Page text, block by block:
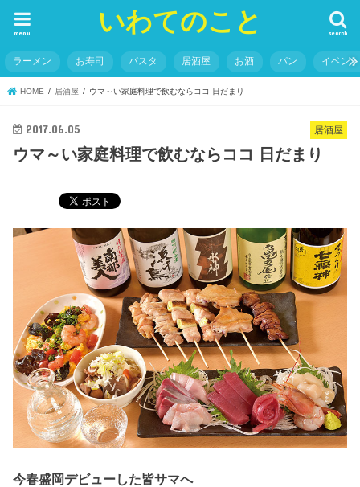
いわてのこと search
menu
ラーメン お寿司 パスタ 居酒屋 お酒 パン イベント
HOME 居酒屋 ウマ～い家庭料理で飲むならココ 日だまり
居酒屋
2017.06.05
ウマ～い家庭料理で飲むならココ 日だまり
今春盛岡デビューした皆サマへ